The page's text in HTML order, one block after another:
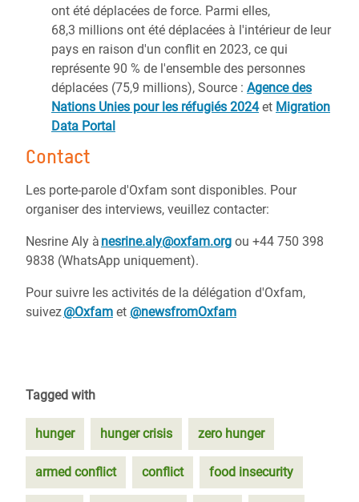
ont été déplacées de force. Parmi elles,
68,3 millions ont été déplacées à l'intérieur de leur
pays en raison d'un conflit en 2023, ce qui
représente 90 % de l'ensemble des personnes
déplacées (75,9 millions), Source : Agence des
Nations Unies pour les réfugiés 2024et Migration
Data Portal
Contact
Les porte-parole d'Oxfam sont disponibles. Pour
organiser des interviews, veuillez contacter:
Nesrine Aly à nesrine.aly@oxfam.org ou +44 750 398
9838 (WhatsApp uniquement).
Pour suivre les activités de la délégation d'Oxfam,
suivez@Oxfam et @newsfromOxfam
Tagged with
hunger hunger crisis zero hunger
armed conflict conflict food insecurity